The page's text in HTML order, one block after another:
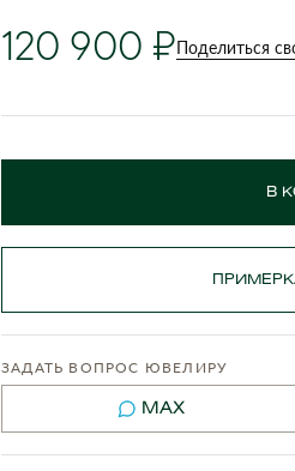
120 900 Поделиться
В
ЗАДАТЬ ВОПРОС ЮВЕЛИРУ
MAX